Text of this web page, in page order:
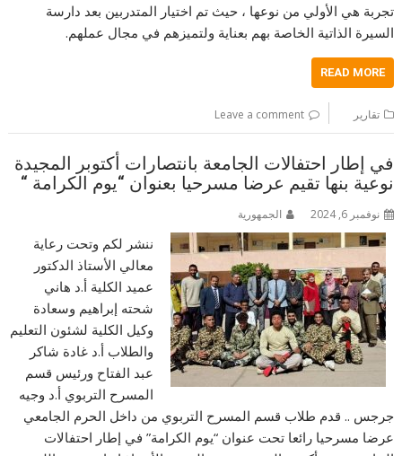
تجربة هي الأولي من نوعها ، حيث تم اختيار المتدربين بعد دارسة
السيرة الذاتية الخاصة بهم بعناية ولتميزهم في مجال عملهم.
READ MORE
تقارير Leave a comment
في إطار احتفالات الجامعة بانتصارات أكتوبر المجيدة
نوعية بنها تقيم عرضا مسرحيا بعنوان “يوم الكرامة “
نوفمبر 6, 2024 الجمهورية
ننشر لكم وتحت رعاية
معالي الأستاذ الدكتور
عميد الكلية أ.د هاني
شحته إبراهيم وسعادة
وكيل الكلية لشئون التعليم
والطلاب أ.د غادة شاكر
عبد الفتاح ورئيس قسم
المسرح التربوي أ.د وجيه
جرجس .. قدم طلاب قسم المسرح التربوي من داخل الحرم الجامعي
عرضا مسرحيا رائعا تحت عنوان “يوم الكرامة” في إطار احتفالات